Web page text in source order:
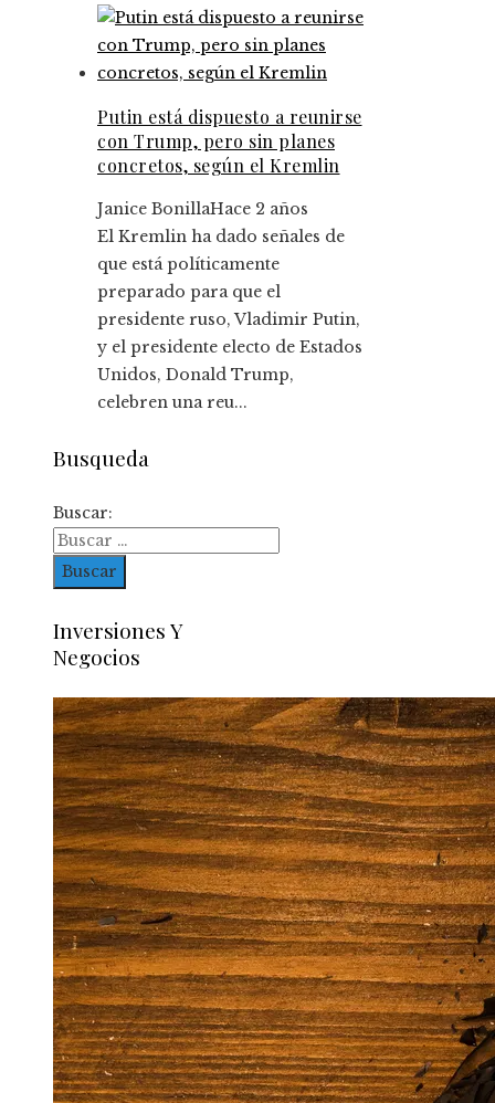
Putin está dispuesto a reunirse
con Trump, pero sin planes
concretos, según el Kremlin
Janice BonillaHace 2 años
El Kremlin ha dado señales de
que está políticamente
preparado para que el
presidente ruso, Vladimir Putin,
y el presidente electo de Estados
Unidos, Donald Trump,
celebren una reu...
Busqueda
Buscar:
Inversiones Y
Negocios